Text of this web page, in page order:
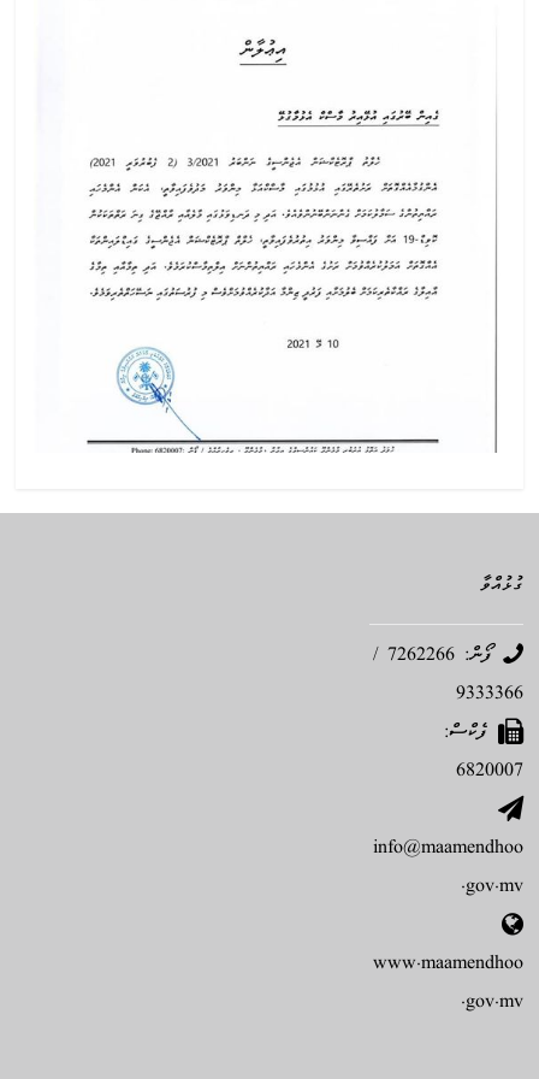
ގުޅުއްވާ
ފޯން: 7262266 /
9333366
ފެކްސް:
6820007
info@maamendhoo
.gov.mv
www.maamendhoo
.gov.mv